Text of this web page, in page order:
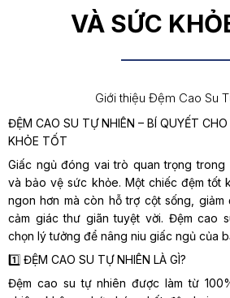
VÀ SỨC
Giới thiệu Đệm Cao Su
ĐỆM CAO SU TỰ NHIÊN – BÍ QUYẾT
KHỎE TỐT
Giấc ngủ đóng vai trò quan trọng
và bảo vệ sức khỏe. Một chiếc đệm tốt
ngon hơn mà còn hỗ trợ cột sống, giảm
cảm giác thư giãn tuyệt vời. Đệm cao
chọn lý tưởng để nâng niu giấc ngủ của
1️⃣ ĐỆM CAO SU TỰ NHIÊN LÀ GÌ?
Đệm cao su tự nhiên được làm từ